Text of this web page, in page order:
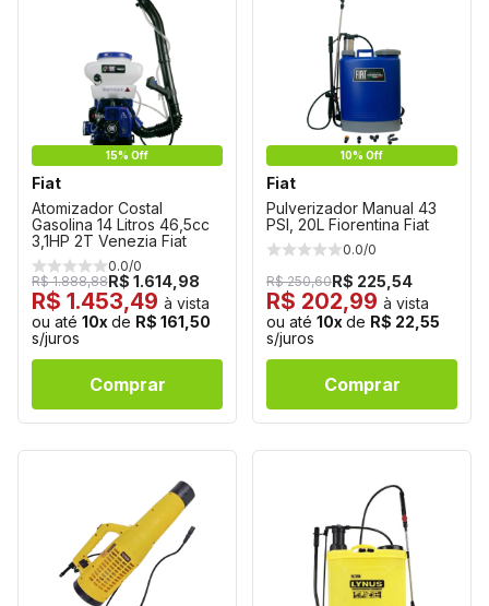
15% Off
Fiat
Atomizador Costal
Gasolina 14 Litros 46,5cc
3,1HP 2T Venezia Fiat
0.0/0
R$ 1.888,88R$ 1.614,98
R$ 1.453,49 à vista
ou até 10x de R$ 161,50
s/juros
Comprar
10% Off
Fiat
Pulverizador Manual 43
PSI, 20L Fiorentina Fiat
0.0/0
R$ 250,60R$ 225,54
R$ 202,99 à vista
ou até 10x de R$ 22,55
s/juros
Comprar